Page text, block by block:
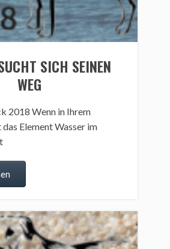
SICH SEINEN
WEG
2018 Wenn in Ihrem
Element Wasser im